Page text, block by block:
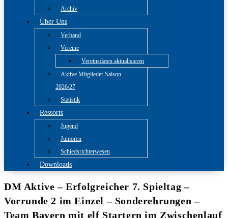
Archiv
Über Uns
Verband
Vereine
Vereinsdaten aktualisieren
Aktive Mitglieder Saison
2026/27
Statistik
Ressorts
Jugend
Junioren
Schiedsrichterwesen
Downloads
DM Aktive – Erfolgreicher 7. Spieltag –
Vorrunde 2 im Einzel – Sonderehrungen –
Team Bayern mit elf Startern im Zwischenlauf